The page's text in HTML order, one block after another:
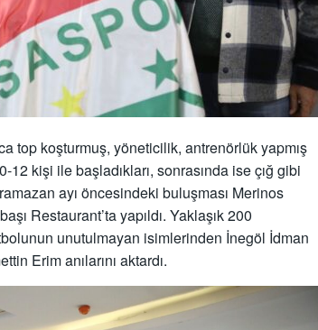
top koşturmuş, yöneticilik, antrenörlük yapmış
kişi ile başladıkları, sonrasında ise çığ gibi
ramazan ayı öncesindeki buluşması Merinos
Restaurant’ta yapıldı. Yaklaşık 200
unutulmayan isimlerinden İnegöl İdman
Erim anılarını aktardı.